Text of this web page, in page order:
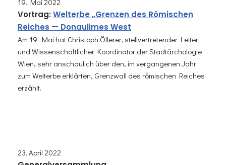
19. Mai 2022
Vortrag: Welterbe „Grenzen des Römischen
Reiches — Donaulimes West
Am 19. Mai hat Christoph Öllerer, stellvertretender Leiter
und Wissenschaftlicher Koordinator der Stadtärchologie
Wien, sehr anschaulich über den, im vergangenen Jahr
zum Welterbe erklärten, Grenzwall des römischen Reiches
erzählt.
23. April 2022